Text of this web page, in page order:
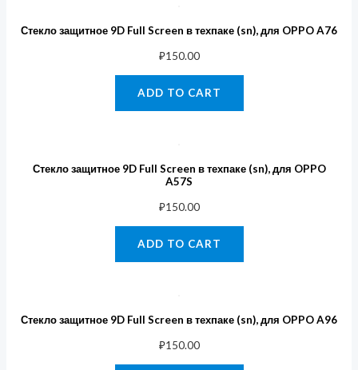
Стекло защитное 9D Full Screen в техпаке (sn), для OPPO A76
₽150.00
ADD TO CART
Стекло защитное 9D Full Screen в техпаке (sn), для OPPO
A57S
₽150.00
ADD TO CART
Стекло защитное 9D Full Screen в техпаке (sn), для OPPO A96
₽150.00